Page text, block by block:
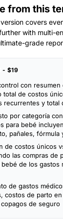
from this
covers
with multi-
grade
- $19
con
total de costos
recurrentes y total
por categoría
para bebé
pañales, fórmula
de costos únicos
las compras de
de los gastos
de gastos
costos de parto
de seguro